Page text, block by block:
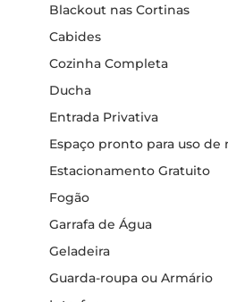
Blackout nas Cortinas
Cabides
Cozinha Completa
Ducha
Entrada Privativa
Espaço pronto para uso
Estacionamento Gratuito
Fogão
Garrafa de Água
Geladeira
Guarda-roupa ou Armário